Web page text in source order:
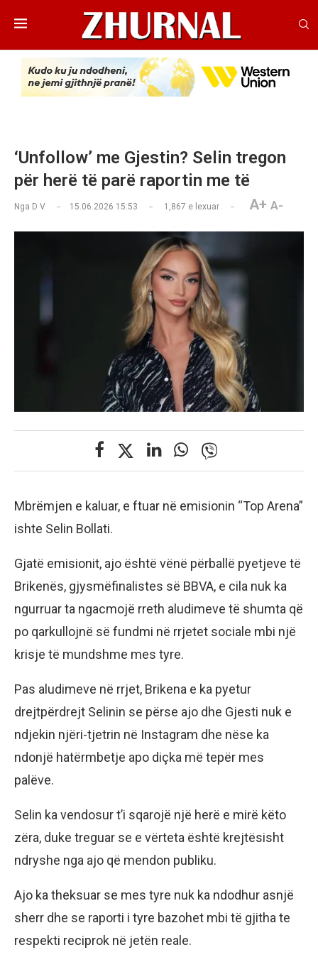
‘Unfollow’ me Gjestin? Selin tregon
për herë të parë raportin me të
Nga D V 15.06.2026 15:53 1,867 e lexuar A+ A-
Mbrëmjen e kaluar, e ftuar në emisionin “Top Arena”
ishte Selin Bollati.
Gjatë emisionit, ajo është vënë përballë pyetjeve të
Brikenës, gjysmëfinalistes së BBVA, e cila nuk ka
ngurruar ta ngacmojë rreth aludimeve të shumta që
po qarkullojnë së fundmi në rrjetet sociale mbi një
krisje të mundshme mes tyre.
Pas aludimeve në rrjet, Brikena e ka pyetur
drejtpërdrejt Selinin se përse ajo dhe Gjesti nuk e
ndjekin njëri-tjetrin në Instagram dhe nëse ka
ndonjë hatërmbetje apo diçka më tepër mes
palëve.
Selin ka vendosur t’i sqarojë një herë e mirë këto
zëra, duke treguar se e vërteta është krejtësisht
ndryshe nga ajo që mendon publiku.
Ajo ka theksuar se mes tyre nuk ka ndodhur asnjë
sherr dhe se raporti i tyre bazohet mbi të gjitha te
respekti reciprok në jetën reale.